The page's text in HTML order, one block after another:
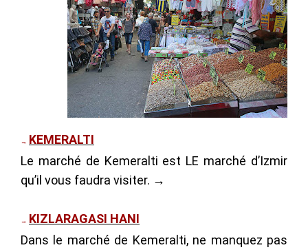
→ KEMERALTI
Le marché de Kemeralti est LE marché d’Izmir
qu’il vous faudra visiter. →
→ KIZLARAGASI HANI
Dans le marché de Kemeralti, ne manquez pas